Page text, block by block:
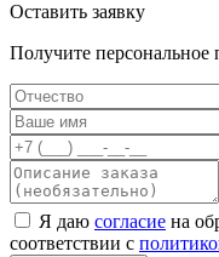
Оставить заявку
Получите персональное
Я даю согласие на
соответствии с